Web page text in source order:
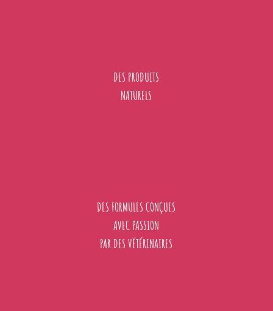
DES PRODUITS
NATURELS
DES FORMULES CONÇUES
AVEC PASSION
PAR DES VÉTÉRINAIRES